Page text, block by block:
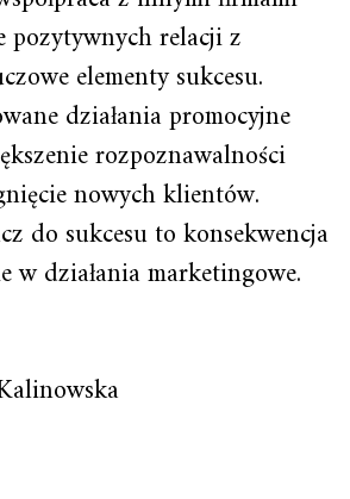
pozytywnych relacji z
elementy sukcesu.
działania promocyjne
rozpoznawalności
nowych klientów.
do sukcesu to konsekwencja
w działania marketingowe.